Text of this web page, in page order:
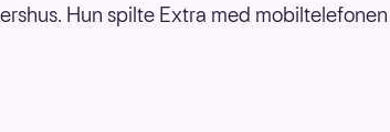
Hun spilte Extra med mobiltelefonen